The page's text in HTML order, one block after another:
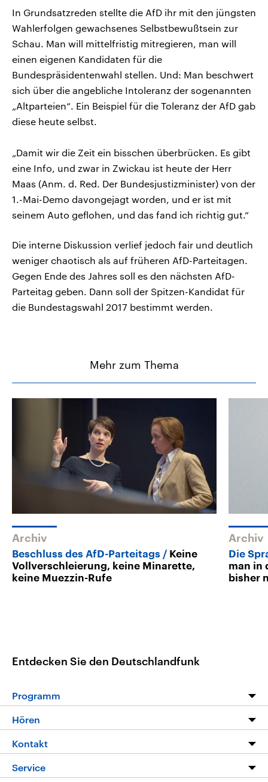
In Grundsatzreden stellte die AfD ihr mit den jüngsten
Wahlerfolgen gewachsenes Selbstbewußtsein zur
Schau. Man will mittelfristig mitregieren, man will
einen eigenen Kandidaten für die
Bundespräsidentenwahl stellen. Und: Man beschwert
sich über die angebliche Intoleranz der sogenannten
„Altparteien“. Ein Beispiel für die Toleranz der AfD gab
diese heute selbst.
„Damit wir die Zeit ein bisschen überbrücken. Es gibt
eine Info, und zwar in Zwickau ist heute der Herr
Maas (Anm. d. Red. Der Bundesjustizminister) von der
1.-Mai-Demo davongejagt worden, und er ist mit
seinem Auto geflohen, und das fand ich richtig gut.“
Die interne Diskussion verlief jedoch fair und deutlich
weniger chaotisch als auf früheren AfD-Parteitagen.
Gegen Ende des Jahres soll es den nächsten AfD-
Parteitag geben. Dann soll der Spitzen-Kandidat für
die Bundestagswahl 2017 bestimmt werden.
Mehr zum Thema
Archiv
Beschluss des AfD-Parteitags
Keine
Vollverschleierung, keine Minarette,
keine Muezzin-Rufe
Archiv
Die
man in
bisher
Entdecken Sie den Deutschlandfunk
Programm
Programm
Die Nachrichten
Nachrichtenleicht
Hören
Livestream
Podcasts
Kontakt
Hörerservice
Service